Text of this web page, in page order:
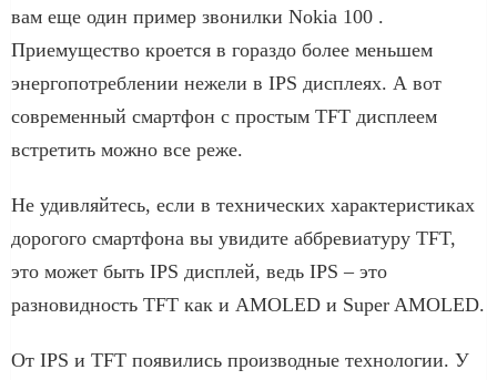
вам еще один пример звонилки Nokia 100 .
Приемущество кроется в гораздо более меньшем
энергопотреблении нежели в IPS дисплеях. А вот
современный смартфон с простым TFT дисплеем
встретить можно все реже.
Не удивляйтесь, если в технических характеристиках
дорогого смартфона вы увидите аббревиатуру TFT,
это может быть IPS дисплей, ведь IPS – это
разновидность TFT как и AMOLED и Super AMOLED.
От IPS и TFT появились производные технологии. У